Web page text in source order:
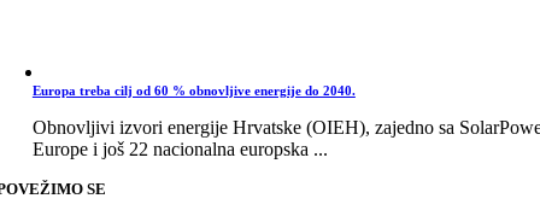
Europa treba cilj od 60 % obnovljive energije do 2040.
Obnovljivi izvori energije Hrvatske (OIEH), zajedno sa
Europe i još 22 nacionalna europska ...
SE